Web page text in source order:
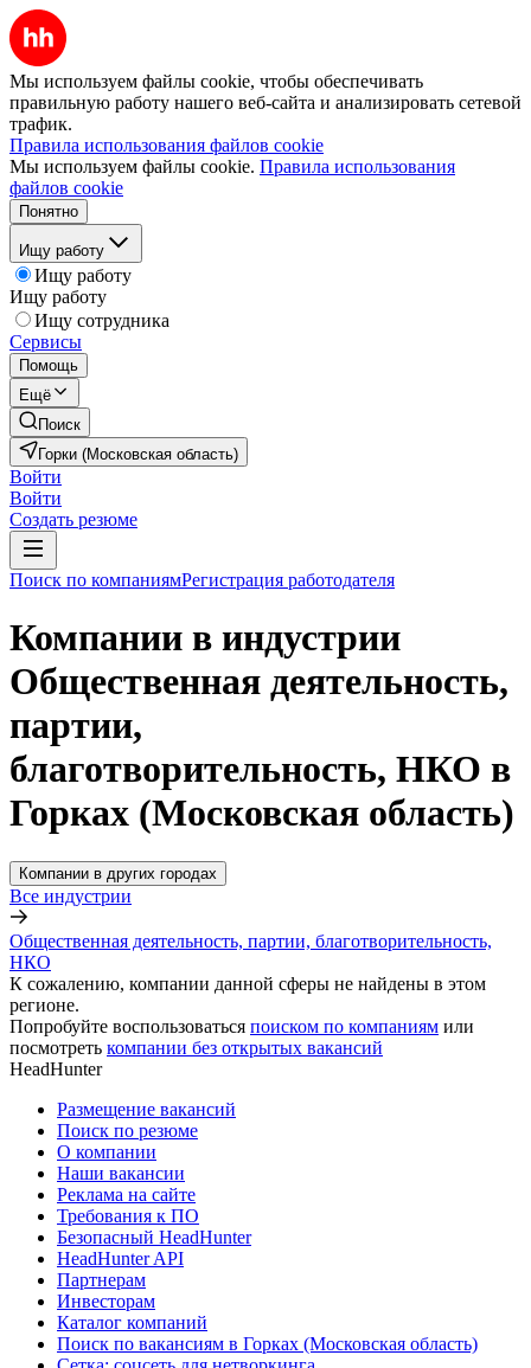
Мы используем файлы cookie, чтобы обеспечивать
правильную работу нашего веб-сайта и анализировать сетевой
трафик.
Правила использования файлов cookie
Мы используем файлы cookie. Правила использования
файлов cookie
Понятно
Ищу работу
Ищу работу
Ищу работу
Ищу сотрудника
Сервисы
Помощь
Ещё
Поиск
Горки (Московская область)
Войти
Войти
Создать резюме
Поиск по компаниямРегистрация работодателя
Компании в индустрии
Общественная деятельность,
партии,
благотворительность, НКО в
Горках (Московская область)
Компании в других городах
Все индустрии
Общественная деятельность, партии, благотворительность,
НКО
К сожалению, компании данной сферы не найдены в этом
регионе.
Попробуйте воспользоваться поиском по компаниям или
посмотреть компании без открытых вакансий
HeadHunter
Размещение вакансий
Поиск по резюме
О компании
Наши вакансии
Реклама на сайте
Требования к ПО
Безопасный HeadHunter
HeadHunter API
Партнерам
Инвесторам
Каталог компаний
Поиск по вакансиям в Горках (Московская область)